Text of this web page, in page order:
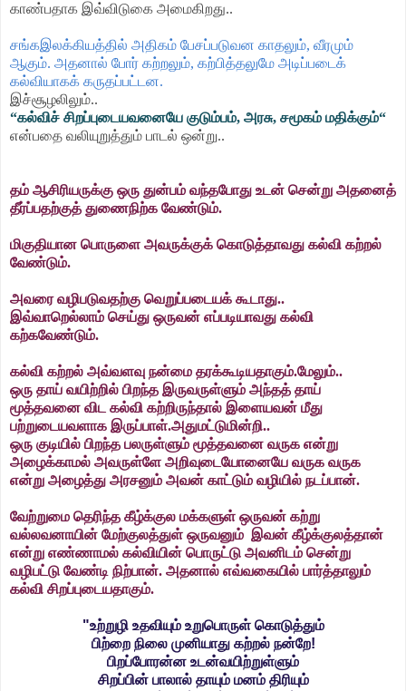
காண்பதாக இவ்விடுகை அமைகிறது..
சங்கஇலக்கியத்தில் அதிகம் பேசப்படுவன காதலும், வீரமும்
ஆகும். அதனால் போர் கற்றலும், கற்பித்தலுமே அடிப்படைக்
கல்வியாகக் கருதப்பட்டன.
இச்சூழலிலும்..
“கல்விச் சிறப்புடையவனையே குடும்பம், அரசு, சமூகம் மதிக்கும்“
என்பதை வலியுறுத்தும் பாடல் ஒன்று..
தம் ஆசிரியருக்கு ஒரு துன்பம் வந்தபோது உடன் சென்று அதனைத்
தீர்ப்பதற்குத் துணைநிற்க வேண்டும்.
மிகுதியான பொருளை அவருக்குக் கொடுத்தாவது கல்வி கற்றல்
வேண்டும்.
அவரை வழிபடுவதற்கு வெறுப்படையக் கூடாது..
இவ்வாறெல்லாம் செய்து ஒருவன் எப்படியாவது கல்வி
கற்கவேண்டும்.
கல்வி கற்றல் அவ்வளவு நன்மை தரக்கூடியதாகும்.மேலும்..
ஒரு தாய் வயிற்றில் பிறந்த இருவருள்ளும் அந்தத் தாய்
மூத்தவனை விட கல்வி கற்றிருந்தால் இளையவன் மீது
பற்றுடையவளாக இருப்பாள்.அதுமட்டுமின்றி..
ஒரு குடியில் பிறந்த பலருள்ளும் மூத்தவனை வருக என்று
அழைக்காமல் அவருள்ளே அறிவுடையோனையே வருக வருக
என்று அழைத்து அரசனும் அவன் காட்டும் வழியில் நடப்பான்.
வேற்றுமை தெரிந்த கீழ்க்குல மக்களுள் ஒருவன் கற்று
வல்லவனாயின் மேற்குலத்துள் ஒருவனும் இவன் கீழ்க்குலத்தான்
என்று எண்ணாமல் கல்வியின் பொருட்டு அவனிடம் சென்று
வழிபட்டு வேண்டி நிற்பான். அதனால் எவ்வகையில் பார்த்தாலும்
கல்வி சிறப்புடையதாகும்.
"உற்றுழி உதவியும் உறுபொருள் கொடுத்தும்
பிற்றை நிலை முனியாது கற்றல் நன்றே!
பிறப்போரன்ன உடன்வயிற்றுள்ளும்
சிறப்பின் பாலால் தாயும் மனம் திரியும்